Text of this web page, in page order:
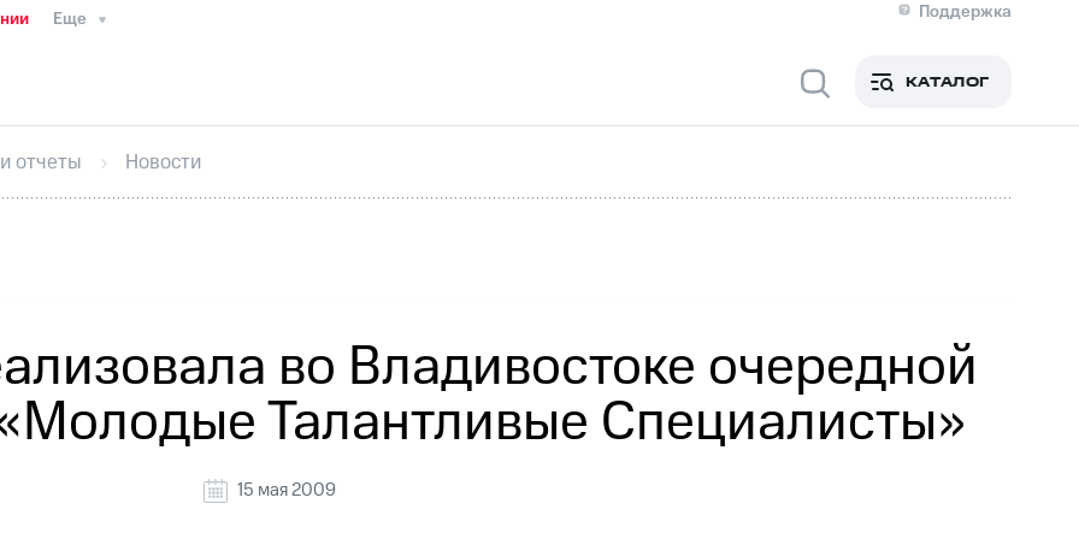
Еще
Поддержка
Медиа-центр
ИнтервьюФинансовая отчетностьКонтактыНовости в регионе
секретарьРаскрытие информации
кабинет акционераАкционерный капиталКонтроль и аудитРынок акций
КАТАЛОГ
отчеты Новости
во Владивостоке очередной
Талантливые Специалисты»
15 мая 2009